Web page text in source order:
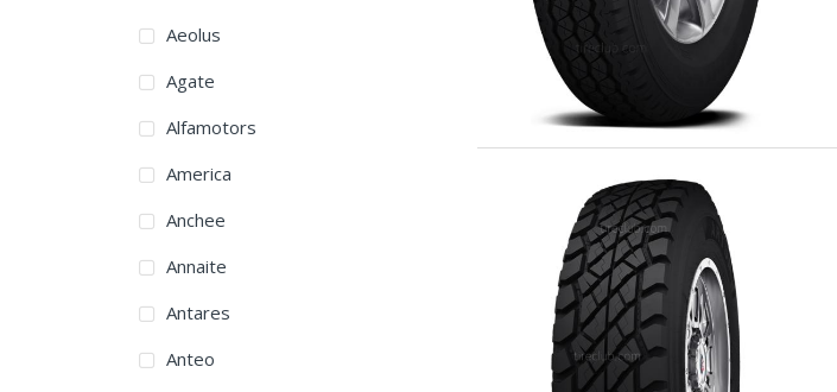
Aeolus
Agate
Alfamotors
America
Anchee
Annaite
Antares
Anteo